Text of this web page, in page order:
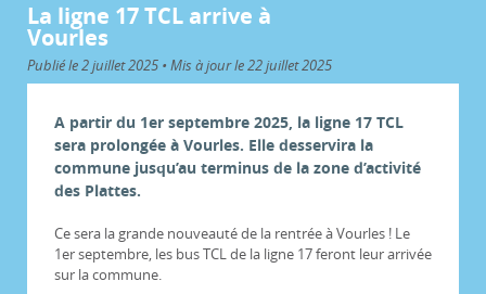
La ligne 17 TCL arrive à
Vourles
Publié le 2 juillet 2025 • Mis à jour le 22 juillet 2025
A partir du 1er septembre 2025, la ligne 17 TCL
sera prolongée à Vourles. Elle desservira la
commune jusqu’au terminus de la zone d’activité
des Plattes.
Ce sera la grande nouveauté de la rentrée à Vourles ! Le
1er septembre, les bus TCL de la ligne 17 feront leur arrivée
sur la commune.